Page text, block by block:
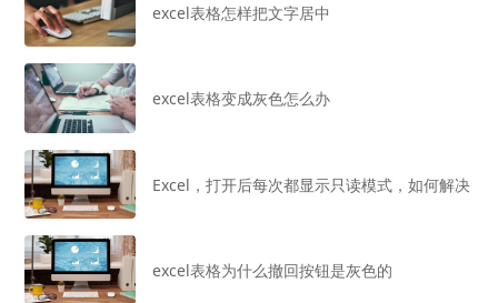
excel表格怎样把文字居中
excel表格变成灰色怎么办
Excel，打开后每次都显示只读模式，如何解决
excel表格为什么撤回按钮是灰色的